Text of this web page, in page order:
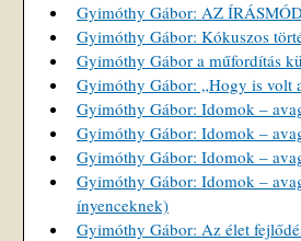
Gyimóthy Gábor: AZ
Gyimóthy Gábor: Kókuszos
Gyimóthy Gábor a műfordítás
Gyimóthy Gábor: „Hogy is volt
Gyimóthy Gábor: Idomok –
Gyimóthy Gábor: Idomok –
Gyimóthy Gábor: Idomok –
Gyimóthy Gábor: Idomok –
ínyenceknek)
Gyimóthy Gábor: Az élet